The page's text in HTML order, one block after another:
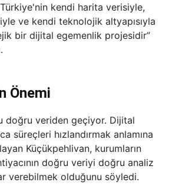
kendi harita verisiyle,
ve kendi teknolojik altyapısıyla
bir dijital egemenlik projesidir”
Önemi
doğru veriden geçiyor. Dijital
süreçleri hızlandırmak anlamına
Küçükpehlivan, kurumların
doğru veriyi doğru analiz
verebilmek olduğunu söyledi.